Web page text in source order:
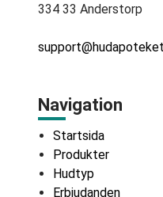
334 33 Anderstorp
Navigation
Startsida
Produkter
Hudtyp
Erbjudanden